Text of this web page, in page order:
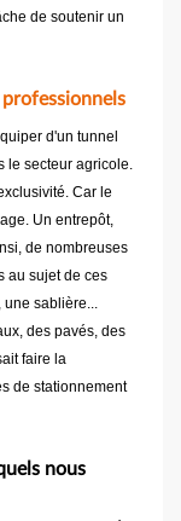
de soutenir un
professionnels
d'un tunnel
le secteur agricole.
Car le
Un entrepôt,
de nombreuses
au sujet de ces
une sablière...
des pavés, des
faire la
de stationnement
nous